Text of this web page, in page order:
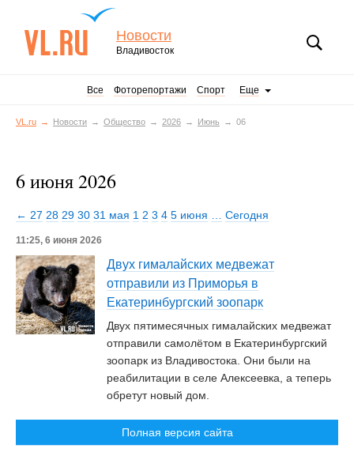
Новости
Владивосток
Все Фоторепортажи Спорт Еще
VL.ru Новости Общество 2026 Июнь 06
6 июня 2026
← 27 28 29 30 31 мая 1 2 3 4 5 июня Сегодня
11:25, 6 июня 2026
Двух гималайских медвежат
отправили из Приморья в
Екатеринбургский зоопарк
Двух пятимесячных гималайских медвежат
отправили самолётом в Екатеринбургский
зоопарк из Владивостока. Они были на
реабилитации в селе Алексеевка, а теперь
обретут новый дом.
Полная версия сайта